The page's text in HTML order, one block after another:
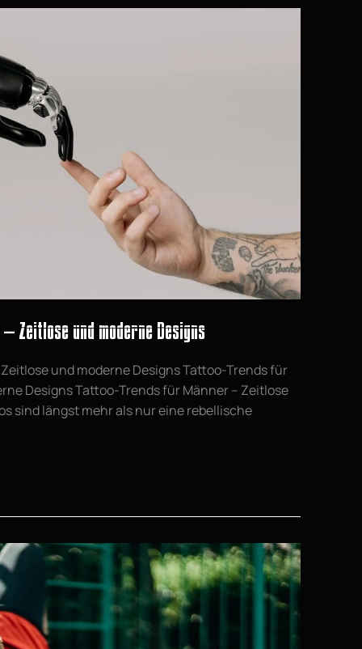
Zeitlose und moderne Designs
und moderne Designs Tattoo-Trends für
Designs Tattoo-Trends für Männer – Zeitlose
sind längst mehr als nur eine rebellische